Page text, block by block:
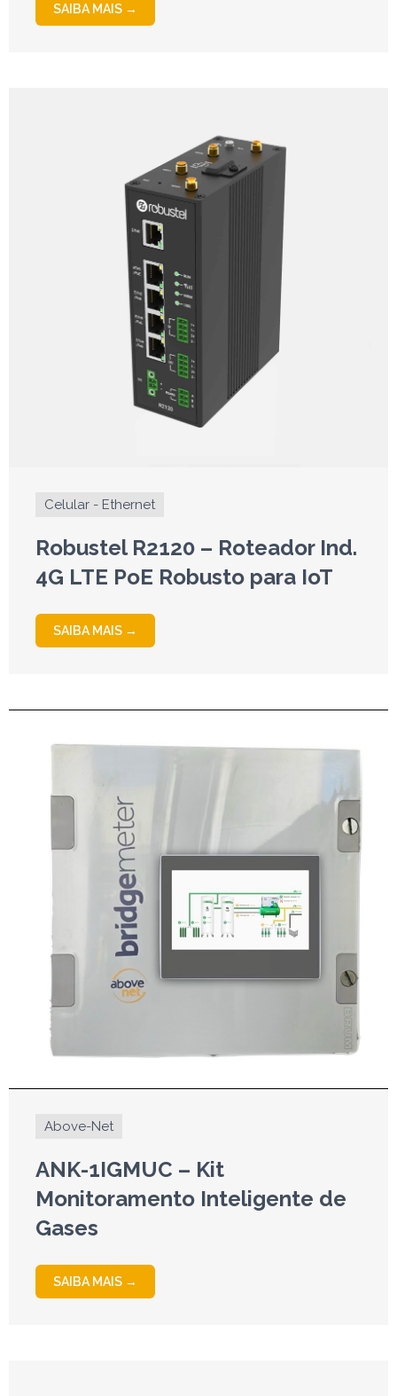
SAIBA MAIS →
Celular - Ethernet
Robustel R2120 – Roteador Ind.
4G LTE PoE Robusto para IoT
SAIBA MAIS →
Above-Net
ANK-1IGMUC – Kit
Monitoramento Inteligente de
Gases
SAIBA MAIS →